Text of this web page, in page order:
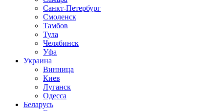
Санкт-Петербург
Смоленск
Тамбов
Тула
Челябинск
Уфа
Украина
Винница
Киев
Луганск
Одесса
Беларусь